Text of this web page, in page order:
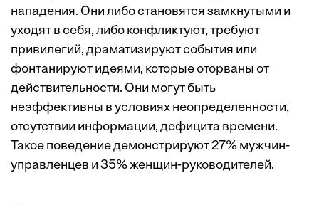
нападения. Они либо становятся замкнутыми и
уходят в себя, либо конфликтуют, требуют
привилегий, драматизируют события или
фонтанируют идеями, которые оторваны от
действительности. Они могут быть
неэффективны в условиях неопределенности,
отсутствии информации, дефицита времени.
Такое поведение демонстрируют 27% мужчин-
управленцев и 35% женщин-руководителей.